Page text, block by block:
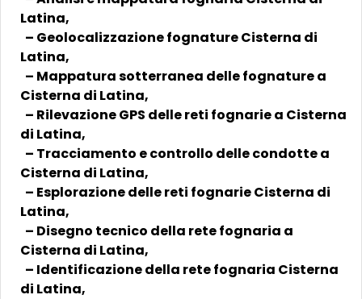
Latina,
– Geolocalizzazione fognature Cisterna di
Latina,
– Mappatura sotterranea delle fognature a
Cisterna di Latina,
– Rilevazione GPS delle reti fognarie a Cisterna
di Latina,
– Tracciamento e controllo delle condotte a
Cisterna di Latina,
– Esplorazione delle reti fognarie Cisterna di
Latina,
– Disegno tecnico della rete fognaria a
Cisterna di Latina,
– Identificazione della rete fognaria Cisterna
di Latina,